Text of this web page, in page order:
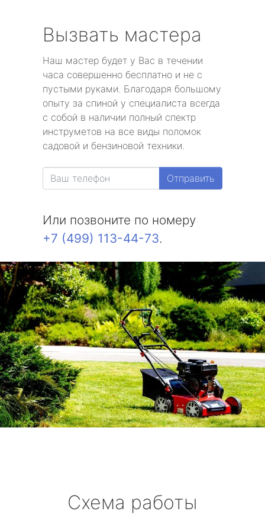
Вызвать мастера
Наш мастер будет у Вас в течении
часа совершенно бесплатно и не с
пустыми руками. Благодаря большому
опыту за спиной у специалиста всегда
с собой в наличии полный спектр
инструметов на все виды поломок
садовой и бензиновой техники.
Отправить
Или позвоните по номеру
+7 (499) 113-44-73.
Схема работы